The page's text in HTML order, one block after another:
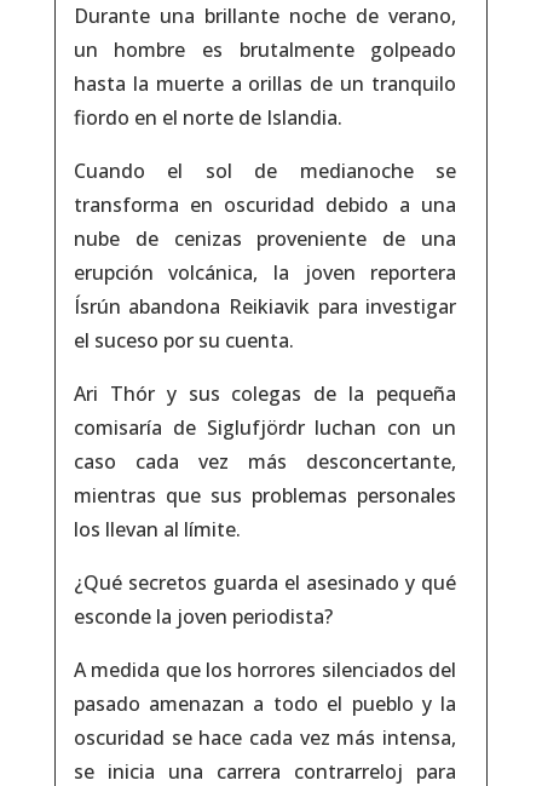
Durante una brillante noche de verano,
un hombre es brutalmente golpeado
hasta la muerte a orillas de un tranquilo
fiordo en el norte de Islandia.
Cuando el sol de medianoche se
transforma en oscuridad debido a una
nube de cenizas proveniente de una
erupción volcánica, la joven reportera
Ísrún abandona Reikiavik para investigar
el suceso por su cuenta.
Ari Thór y sus colegas de la pequeña
comisaría de Siglufjördr luchan con un
caso cada vez más desconcertante,
mientras que sus problemas personales
los llevan al límite.
¿Qué secretos guarda el asesinado y qué
esconde la joven periodista?
A medida que los horrores silenciados del
pasado amenazan a todo el pueblo y la
oscuridad se hace cada vez más intensa,
se inicia una carrera contrarreloj para